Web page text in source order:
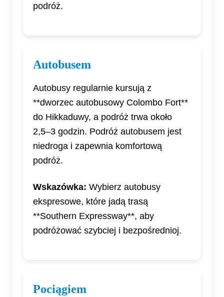
podróż.
Autobusem
Autobusy regularnie kursują z
**dworzec autobusowy Colombo Fort**
do Hikkaduwy, a podróż trwa około
2,5–3 godzin. Podróż autobusem jest
niedroga i zapewnia komfortową
podróż.
Wskazówka: Wybierz autobusy
ekspresowe, które jadą trasą
**Southern Expressway**, aby
podróżować szybciej i bezpośrednioj.
Pociągiem